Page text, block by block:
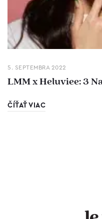
5. SEPTEMBRA 2022
LMM x Heluviee: 3
ČÍŤAŤ VIAC